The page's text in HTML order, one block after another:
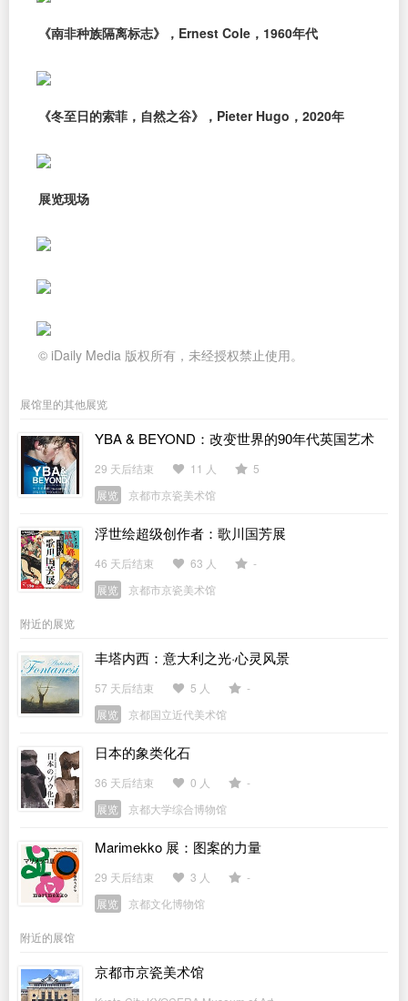
《南非种族隔离标志》，Ernest Cole，1960年代
《冬至日的索菲，自然之谷》，Pieter Hugo，2020年
展览现场
© iDaily Media 版权所有，未经授权禁止使用。
展馆里的其他展览
YBA & BEYOND：改变世界的90年代英国艺术
29 天后结束 11 人
5
展览
京都市京瓷美术馆
浮世绘超级创作者：歌川国芳展
46 天后结束 63 人
-
展览
京都市京瓷美术馆
附近的展览
丰塔内西：意大利之光·心灵风景
57 天后结束 5 人
-
展览
京都国立近代美术馆
日本的象类化石
36 天后结束 0 人
-
展览
京都大学综合博物馆
Marimekko 展：图案的力量
29 天后结束 3 人
-
展览
京都文化博物馆
附近的展馆
京都市京瓷美术馆